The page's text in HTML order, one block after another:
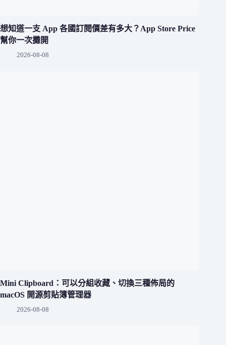
想知道一支 App 各國訂閱價差有多大？App Store Price
幫你一次攤開
2026-08-08
Mini Clipboard：可以分組收藏、切換三種佈局的
macOS 開源剪貼簿管理器
2026-08-08